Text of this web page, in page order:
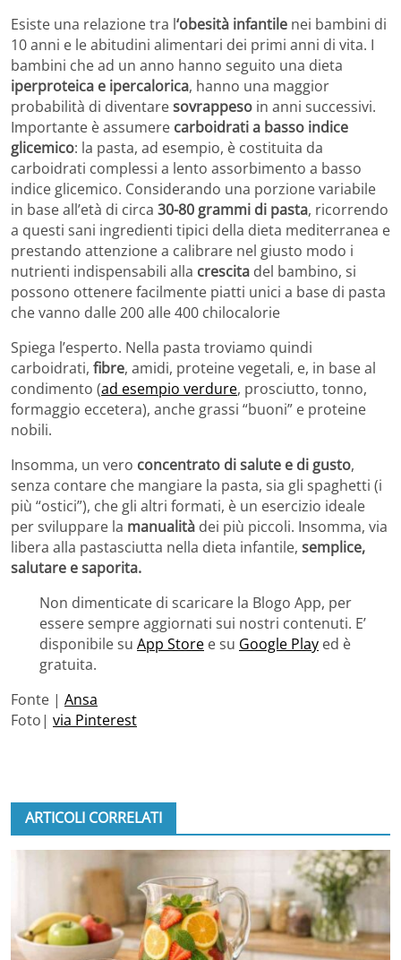
Esiste una relazione tra l‘obesità infantile nei bambini di
10 anni e le abitudini alimentari dei primi anni di vita. I
bambini che ad un anno hanno seguito una dieta
iperproteica e ipercalorica, hanno una maggior
probabilità di diventaresovrappeso in anni successivi.
Importante è assumere carboidrati a basso indice
glicemico: la pasta, ad esempio, è costituita da
carboidrati complessi a lento assorbimento a basso
indice glicemico. Considerando una porzione variabile
in base all’età di circa 30-80 grammi di pasta, ricorrendo
a questi sani ingredienti tipici della dieta mediterranea e
prestando attenzione a calibrare nel giusto modo i
nutrienti indispensabili alla crescita del bambino, si
possono ottenere facilmente piatti unici a base di pasta
che vanno dalle 200 alle 400 chilocalorie
Spiega l’esperto. Nella pasta troviamo quindi
carboidrati, fibre, amidi, proteine vegetali, e, in base al
condimento (ad esempio verdure, prosciutto, tonno,
formaggio eccetera), anche grassi “buoni” e proteine
nobili.
Insomma, un vero concentrato di salute e di gusto,
senza contare che mangiare la pasta, sia gli spaghetti (i
più “ostici”), che gli altri formati, è un esercizio ideale
per sviluppare la manualità dei più piccoli. Insomma, via
libera alla pastasciutta nella dieta infantile, semplice,
salutare e saporita.
Non dimenticate di scaricare la Blogo App, per
essere sempre aggiornati sui nostri contenuti. E’
disponibile su App Store e su Google Play ed è
gratuita.
Fonte | Ansa
Foto| via Pinterest
ARTICOLI CORRELATI